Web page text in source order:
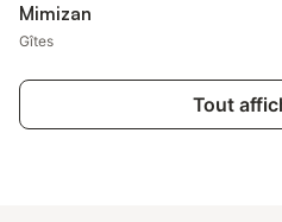
Mimizan
Gîtes
Tout